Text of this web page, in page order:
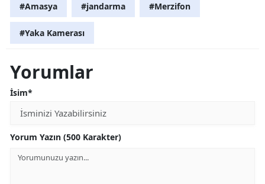
#Amasya #jandarma #Merzifon
#Yaka Kamerası
Yorumlar
İsim*
Yorum Yazın (500 Karakter)